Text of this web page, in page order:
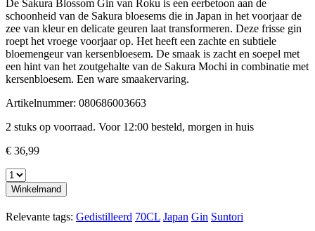
De Sakura Blossom Gin van Roku is een eerbetoon aan de
schoonheid van de Sakura bloesems die in Japan in het voorjaar de
zee van kleur en delicate geuren laat transformeren. Deze frisse gin
roept het vroege voorjaar op. Het heeft een zachte en subtiele
bloemengeur van kersenbloesem. De smaak is zacht en soepel met
een hint van het zoutgehalte van de Sakura Mochi in combinatie met
kersenbloesem. Een ware smaakervaring.
Artikelnummer: 080686003663
2 stuks op voorraad. Voor 12:00 besteld, morgen in huis
€ 36,99
Winkelmand
Relevante tags: Gedistilleerd 70CL Japan Gin Suntori